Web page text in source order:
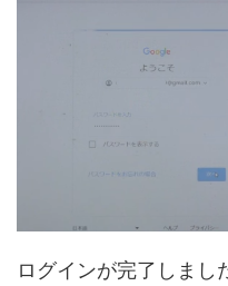
ログインが完了しまし